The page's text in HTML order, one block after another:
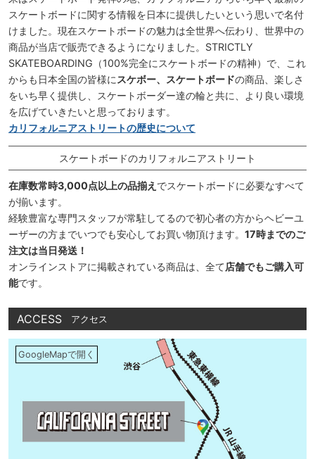
スケートボードに関する情報を日本に提供したいという思いで名付
けました。現在スケートボードの魅力は全世界へ伝わり、世界中の
商品が当店で販売できるようになりました。STRICTLY
SKATEBOARDING（100%完全にスケートボードの精神）で、これ
からも日本全国の皆様に スケボー、スケートボードの商品、楽しさ
をいち早く提供し、スケートボーダー達の輪と共に、より良い環境
を広げていきたいと思っております。
カリフォルニアストリートの歴史について
スケートボードのカリフォルニアストリート
在庫数常時3,000点以上の品揃え でスケートボードに必要なすべて
が揃います。
経験豊富な専門スタッフが常駐してるので初心者の方からヘビーユ
ーザーの方までいつでも安心してお買い物頂けます。 17時までのご
注文は当日発送！
オンラインストアに掲載されている商品は、全て店舗でもご購入可
能です。
ACCESS アクセス
GoogleMapで開く